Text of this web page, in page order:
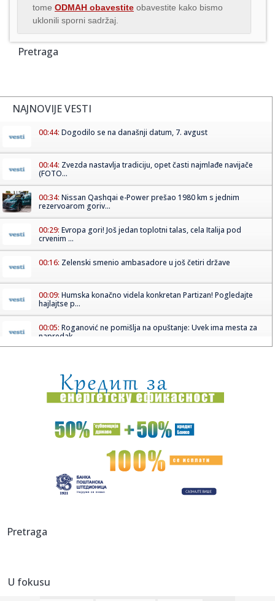
tome ODMAH obavestite obavestite kako bismo
uklonili sporni sadržaj.
Pretraga
NAJNOVIJE VESTI
00:44: Dogodilo se na današnji datum, 7. avgust
00:44: Zvezda nastavlja tradiciju, opet časti najmlađe navijače
(FOTO...
00:34: Nissan Qashqai e-Power prešao 1980 km s jednim
rezervoarom goriv...
00:29: Evropa gori! Još jedan toplotni talas, cela Italija pod
crvenim ...
00:16: Zelenski smenio ambasadore u još četiri države
00:09: Humska konačno videla konkretan Partizan! Pogledajte
hajlajtse p...
00:05: Roganović ne pomišlja na opuštanje: Uvek ima mesta za
napredak...
00:01:Na današnji dan, 7. avgust
23:59:U predgrađu Damaska podignut autobus u vazduh, dve
osobe poginul...
ROMAŠČENKO POSLE POTOPA U HUMSKOJ: Jedna stvar
23:54:Aleksić: "Nemamo čega da se plašimo u Kazahstanu"
23:44:
Pretraga
U fokusu